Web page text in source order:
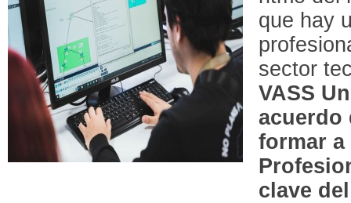
que hay
sector
VASS
acuerdo
formar
clave